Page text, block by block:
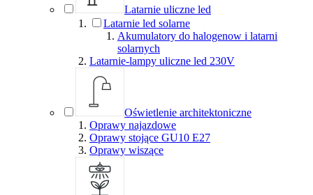
Latarnie uliczne led
Latarnie led solarne
Akumulatory do halogenow i latarni
solarnych
Latarnie-lampy uliczne led 230V
Oświetlenie architektoniczne
Oprawy najazdowe
Oprawy stojące GU10 E27
Oprawy wiszące